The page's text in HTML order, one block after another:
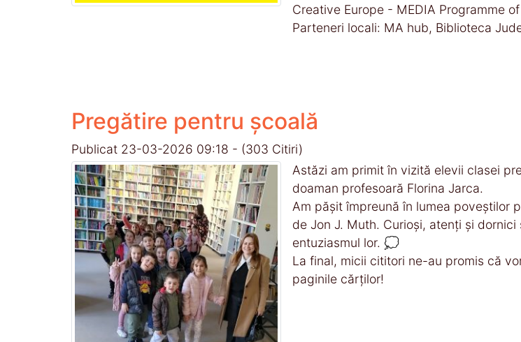
Creative Europe - MEDIA Programme
Parteneri locali: MA hub, Biblioteca
Pregătire pentru școală
Publicat 23-03-2026 09:18 - (303 Citiri)
Astăzi am primit în vizită elevii clasei
doaman profesoară Florina Jarca.
Am pășit împreună în lumea poveștilor
de Jon J. Muth. Curioși, atenți și
entuziasmul lor. 💭
La final, micii cititori ne-au promis că
paginile cărților!